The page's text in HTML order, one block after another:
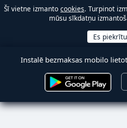
Šī vietne izmanto cookies. Turpinot
mūsu sīkdatņu
Instalē bezmaksas mobilo